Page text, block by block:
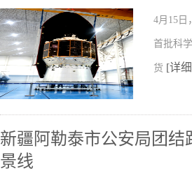
4月15日
首批科
货 [详
新疆阿勒泰市公安局团结
景线